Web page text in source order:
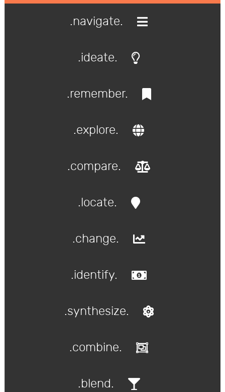
.navigate.
.ideate.
.remember.
.explore.
.compare.
.locate.
.change.
.identify.
.synthesize.
.combine.
.blend.